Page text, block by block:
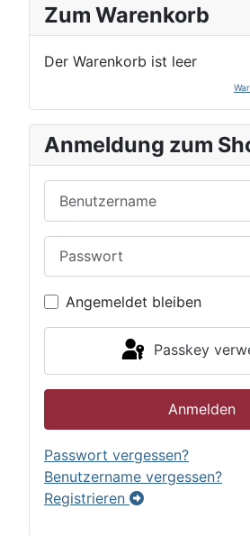
Zum Warenkorb
Der Warenkorb ist leer
Anmeldung zum
Angemeldet bleiben
Passkey
Anmelden
Passwort vergessen?
Benutzername vergessen?
Registrieren